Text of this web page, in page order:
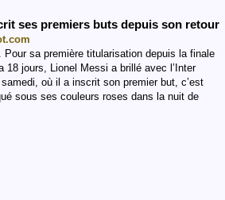
ses premiers buts depuis son retour
Pour sa première titularisation depuis la finale
18 jours, Lionel Messi a brillé avec l’Inter
où il a inscrit son premier but, c’est
sous ses couleurs roses dans la nuit de